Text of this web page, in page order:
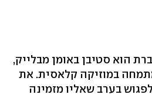
הוא סטיבן באומן מבלייק,
במוזיקה קלאסית. את
בערב שאליו מזמינה